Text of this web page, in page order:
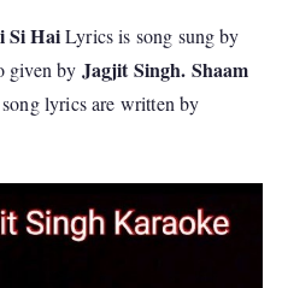
Si HaiLyrics is song sung by
given by Jagjit Singh. Shaam
song lyrics are written by